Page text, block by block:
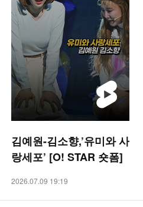
김예원-김소향,’유미와 사
랑세포’ [O! STAR 숏폼]
2026.07.09 19:19